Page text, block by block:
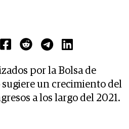
por la Bolsa de
sugiere un crecimiento del
a los largo del 2021.